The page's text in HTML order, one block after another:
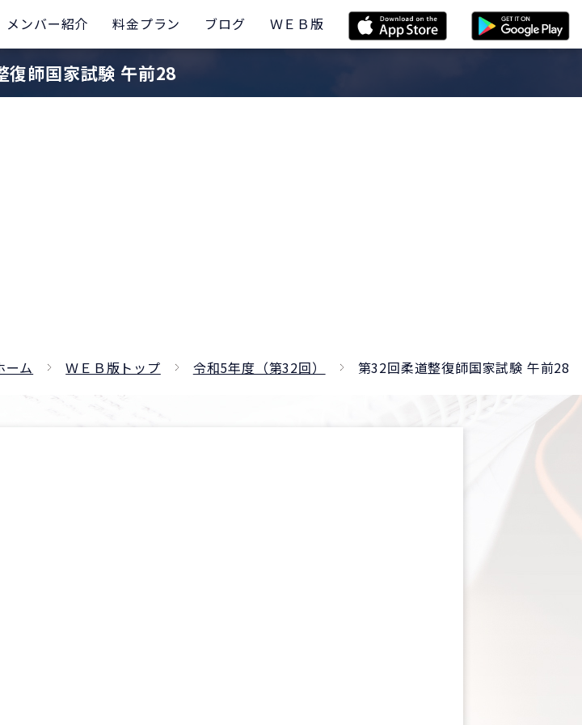
メンバー紹介 料金プラン ブログ ＷＥＢ版
復師国家試験 午前28
ーム ＷＥＢ版トップ 令和5年度（第32回） 第32回柔道整復師国家試験 午前28